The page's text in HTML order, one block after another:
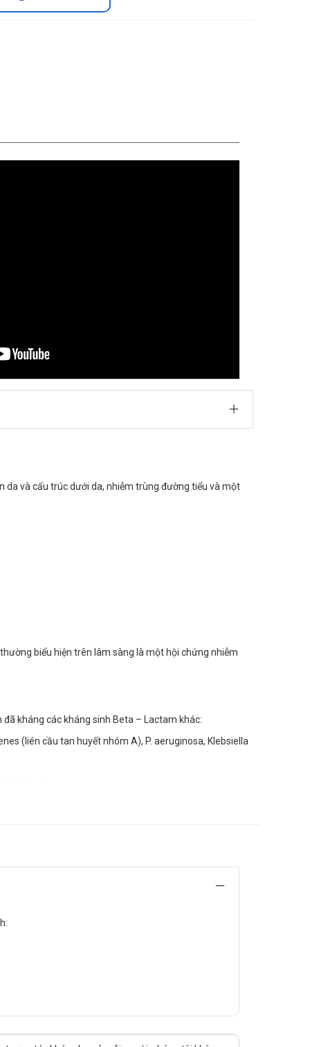
da và cấu trúc dưới da, nhiễm trùng đường tiểu và một
biểu hiện trên lâm sàng là một hội chứng nhiễm
kháng các kháng sinh Beta – Lactam khác:
(lién cầu tan huyết nhóm A), P. aeruginosa, Klebsiella
thể dùng đến 12 g/24 giờ, chia làm 2 – 4 phân liều.